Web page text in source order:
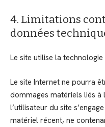
4. Limitations
données
Le site utilise la
Le site Internet ne pourra
dommages matériels liés à
l’utilisateur du site
matériel récent, ne